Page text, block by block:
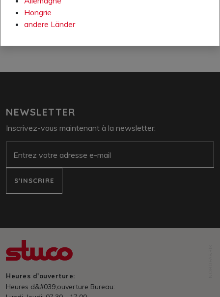
www.amfori.org
NEWSLETTER
Inscrivez-vous maintenant à la newsletter:
S'INSCRIRE
Heures d'ouverture:
Heures d&#039;ouverture Bureau:
Hongrie
andere Länder